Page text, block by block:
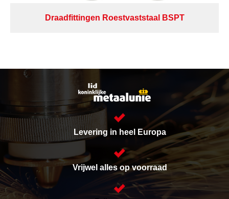
Draadfittingen Roestvaststaal BSPT
Levering in heel Europa
Vrijwel alles op voorraad